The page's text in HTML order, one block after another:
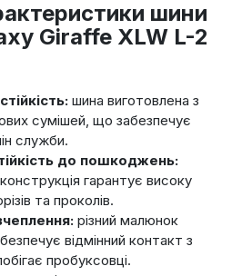
шини
Giraffe XLW L-2
шина виготовлена з
сумішей, що забезпечує
служби.
до пошкоджень:
гарантує високу
та проколів.
різний малюнок
відмінний контакт з
пробуксовці.